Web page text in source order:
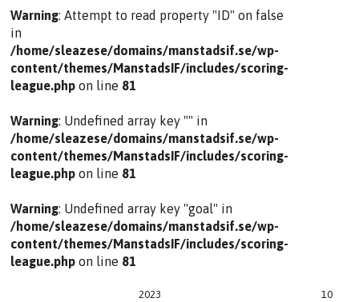
Warning: Attempt to read property "ID" on false
in
/home/sleazese/domains/manstadsif.se/wp-
content/themes/ManstadsIF/includes/scoring-
league.php on line 81
Warning: Undefined array key "" in
/home/sleazese/domains/manstadsif.se/wp-
content/themes/ManstadsIF/includes/scoring-
league.php on line 81
Warning: Undefined array key "goal" in
/home/sleazese/domains/manstadsif.se/wp-
content/themes/ManstadsIF/includes/scoring-
league.php on line 81
2023 10